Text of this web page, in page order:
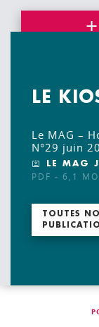
LE
Le MAG –
N°29 juin
LE MAG
PDF - 6,1 MO
TOUTES